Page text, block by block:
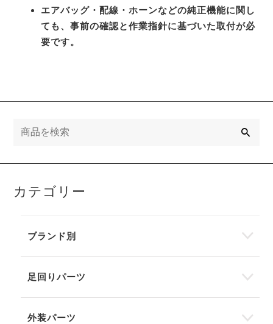
エアバッグ・配線・ホーンなどの純正機能に関し
ても、事前の確認と作業指針に基づいた取付が必
要です。
カテゴリー
ブランド別
足回りパーツ
外装パーツ